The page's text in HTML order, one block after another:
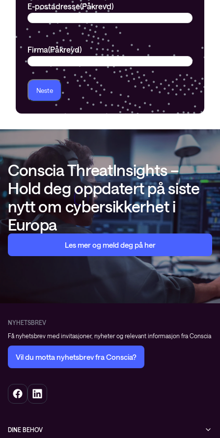
E-postadresse(Påkrevd)
Firma(Påkrevd)
Conscia ThreatInsights –
Hold deg oppdatert på siste
nytt om cybersikkerhet i
Europa
Les mer og meld deg på her
NYHETSBREV
Få nyhetsbrev med invitasjoner, nyheter og relevant informasjon fra Conscia
Vil du motta nyhetsbrev fra Conscia?
DINE BEHOV